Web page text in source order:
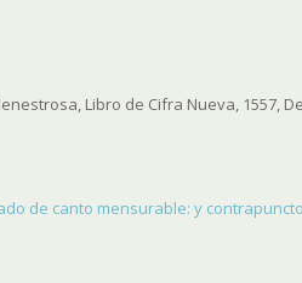
Libro de Cifra Nueva, 1557,
de canto mensurable: y contrapuncto